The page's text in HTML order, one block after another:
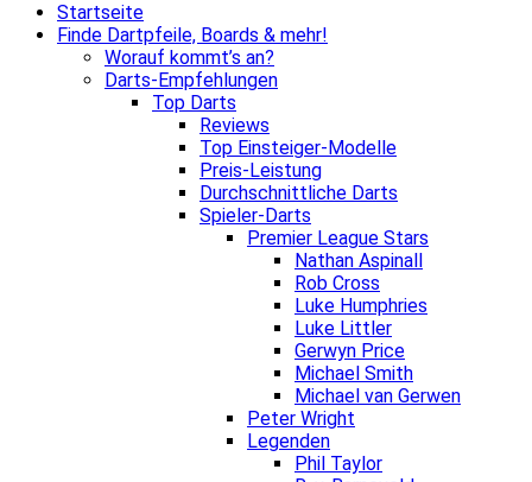
Startseite
Finde Dartpfeile, Boards & mehr!
Worauf kommt’s an?
Darts-Empfehlungen
Top Darts
Reviews
Top Einsteiger-Modelle
Preis-Leistung
Durchschnittliche Darts
Spieler-Darts
Premier League Stars
Nathan Aspinall
Rob Cross
Luke Humphries
Luke Littler
Gerwyn Price
Michael Smith
Michael van Gerwen
Peter Wright
Legenden
Phil Taylor